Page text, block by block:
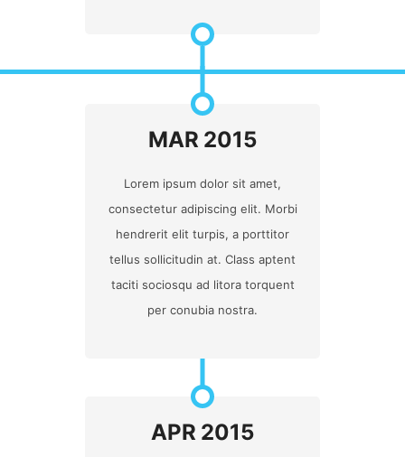
MAR 2015
Lorem ipsum dolor sit amet,
consectetur adipiscing elit. Morbi
hendrerit elit turpis, a porttitor
tellus sollicitudin at. Class aptent
taciti sociosqu ad litora torquent
per conubia nostra.
APR 2015